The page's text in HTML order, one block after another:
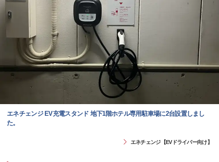
エネチェンジ EV充電スタンド 地下1階ホテル専用駐車場に2台設置しまし
た。
エネチェンジ【EVドライバー向け】